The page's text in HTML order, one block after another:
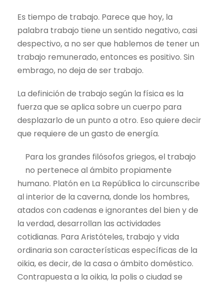
Es tiempo de trabajo. Parece que hoy, la
palabra trabajo tiene un sentido negativo, casi
despectivo, a no ser que hablemos de tener un
trabajo remunerado, entonces es positivo. Sin
embrago, no deja de ser trabajo.
La definición de trabajo según la física es la
fuerza que se aplica sobre un cuerpo para
desplazarlo de un punto a otro. Eso quiere decir
que requiere de un gasto de energía.
Para los grandes filósofos griegos, el trabajo
no pertenece al ámbito propiamente
humano. Platón en La República lo circunscribe
al interior de la caverna, donde los hombres,
atados con cadenas e ignorantes del bien y de
la verdad, desarrollan las actividades
cotidianas. Para Aristóteles, trabajo y vida
ordinaria son características específicas de la
oikia, es decir, de la casa o ámbito doméstico.
Contrapuesta a la oikia, la polis o ciudad se